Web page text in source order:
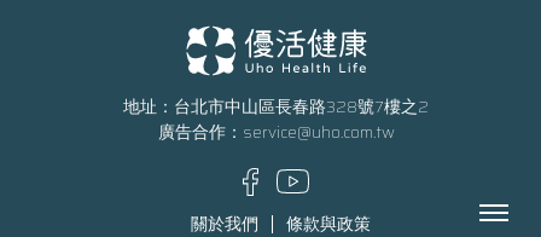
地址：台北市中山區長春路328號7樓之2
廣告合作： service@uho.com.tw
關於我們 條款與政策 Menu